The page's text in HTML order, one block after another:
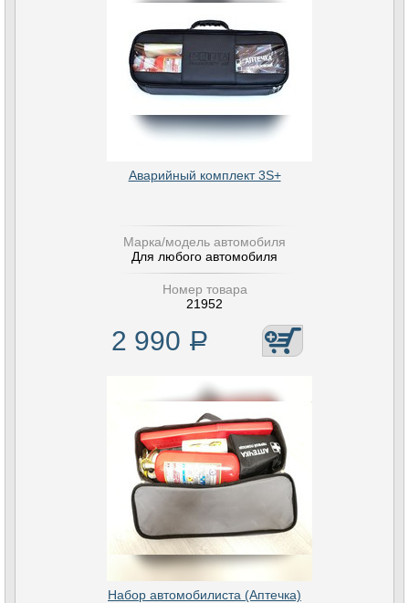
Аварийный комплект 3S+
Марка/модель автомобиля
Для любого автомобиля
Номер товара
21952
2 990 Р
Набор автомобилиста (Аптечка)